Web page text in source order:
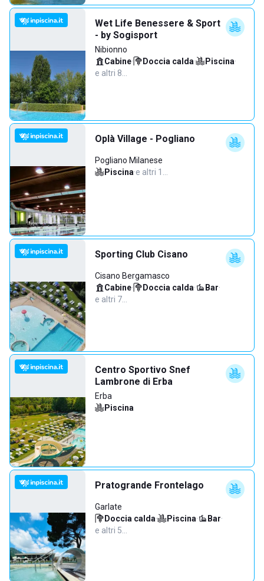
Wet Life Benessere & Sport
- by Sogisport
Nibionno
Cabine· Doccia calda· Piscina·
e altri 8…
Oplà Village - Pogliano
Pogliano Milanese
Piscina·e altri 1…
Sporting Club Cisano
Cisano Bergamasco
Cabine· Doccia calda· Bar·
e altri 7…
Centro Sportivo Snef
Lambrone di Erba
Erba
Piscina
Pratogrande Frontelago
Garlate
Doccia calda· Piscina· Bar·
e altri 5…